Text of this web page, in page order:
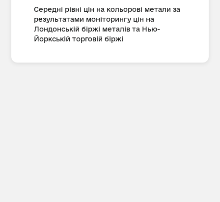
Середні рівні цін на кольорові метали за
результатами моніторингу цін на
Лондонській біржі металів та Нью-
Йоркській торговій біржі